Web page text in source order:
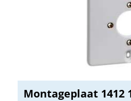
Montageplaat 1412